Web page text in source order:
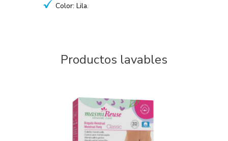
Color: Lila.
Productos lavables